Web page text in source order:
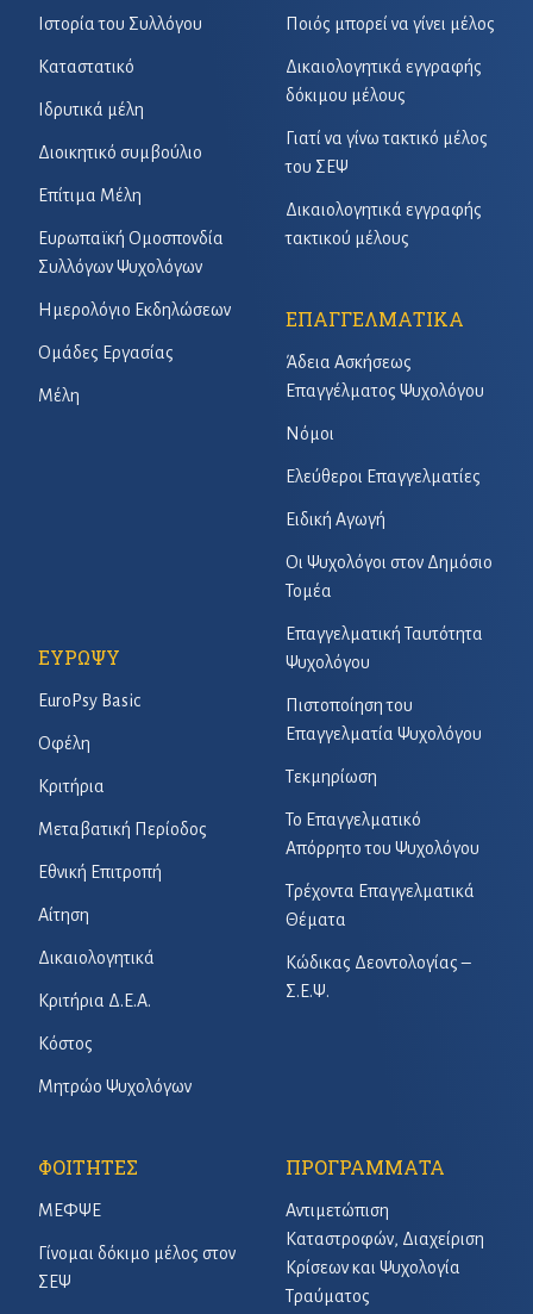
Ιστορία του Συλλόγου
Καταστατικό
Ιδρυτικά μέλη
Διοικητικό συμβούλιο
Επίτιμα Μέλη
Ευρωπαϊκή Ομοσπονδία
Συλλόγων Ψυχολόγων
Ημερολόγιο Εκδηλώσεων
Ομάδες Εργασίας
Μέλη
Ποιός μπορεί να γίνει μέλος
Δικαιολογητικά εγγραφής
δόκιμου μέλους
Γιατί να γίνω τακτικό μέλος
του ΣΕΨ
Δικαιολογητικά εγγραφής
τακτικού μέλους
ΕΠΑΓΓΕΛΜΑΤΙΚΑ
Άδεια Ασκήσεως
Επαγγέλματος Ψυχολόγου
Νόμοι
Ελεύθεροι Επαγγελματίες
Ειδική Αγωγή
Οι Ψυχολόγοι στον Δημόσιο
Τομέα
Επαγγελματική Ταυτότητα
Ψυχολόγου
Πιστοποίηση του
Επαγγελματία Ψυχολόγου
Τεκμηρίωση
Το Επαγγελματικό
Απόρρητο του Ψυχολόγου
Τρέχοντα Επαγγελματικά
Θέματα
Κώδικας Δεοντολογίας –
Σ.Ε.Ψ.
ΕΥΡΩΨΥ
EuroPsy Basic
Οφέλη
Κριτήρια
Μεταβατική Περίοδος
Εθνική Επιτροπή
Αίτηση
Δικαιολογητικά
Κριτήρια Δ.Ε.Α.
Κόστος
Μητρώο Ψυχολόγων
ΦΟΙΤΗΤΕΣ
ΜΕΦΨΕ
Γίνομαι δόκιμο μέλος στον
ΣΕΨ
ΠΡΟΓΡΑΜΜΑΤΑ
Αντιμετώπιση
Καταστροφών, Διαχείριση
Κρίσεων και Ψυχολογία
Τραύματος